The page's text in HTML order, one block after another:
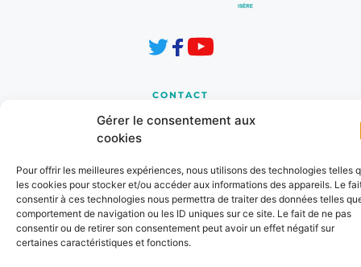
Gérer le consentement aux
cookies
Pour offrir les meilleures expériences, nous utilisons des technologies telles
les cookies pour stocker et/ou accéder aux informations des appareils. Le
consentir à ces technologies nous permettra de traiter des données telles
comportement de navigation ou les ID uniques sur ce site. Le fait de ne pas
consentir ou de retirer son consentement peut avoir un effet négatif sur
certaines caractéristiques et fonctions.
CONTACT
8 Les Horizons 1
Chemin de la Cressonnière
cd.38@ufolep.org
04 76 91 31 37
INFORMATIONS